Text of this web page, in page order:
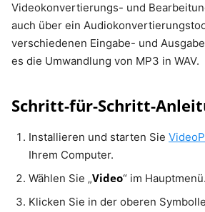
Videokonvertierungs- und
auch über ein
verschiedenen Eingabe- und
es die Umwandlung von MP3 in WAV.
Schritt-für-Schritt-
Installieren und starten Sie
Ihrem Computer.
Wählen Sie „Video“ im Hauptmenü.
Klicken Sie in der oberen